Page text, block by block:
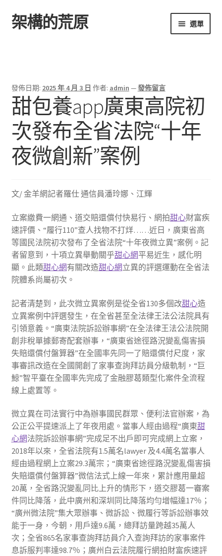
跳
至
跳
至
架構的荒原 選單
發佈日期: 2025 年 4 月 3 日 作者: admin —發佈留言
甜包養app廣東高院初
次發布全省法院“十年
夜微創新”案例
文/ 金羊網記者羅仕 通信員潘玲娜、江輝
立案繳費一網通、道交賠還償付快易行、網拍甜心財富疾
速評價、“履行110”查人找物不打烊……近日，廣東省高
等國民法院初次發布了全省法院“十年夜微立異”案例。記
者留意到，十項立異舉動關乎甜心網平易近生，感化明
顯。此類甜心網有關改造甜心網立異的評選運動在全省法
院體系尚屬初次。
記者清楚到，此次微立異案例是從全省130多個改甜心造
立異案例中評選發生，在全省甚至全法律王法公法院具有
引領意義。“廣東法院訴訟辦事網”在全法律王法公法院開
創非稅單據郵寄配套辦事，“廣東省途徑路況變亂傷害損
失賠還償付盤算器”在全國率先同一了賠還償付尺度，家
事審訊改造在全國開創了家事查詢拜訪員分級軌制，“巨
鯨”智平臺在全國率先完成了金融膠葛類型化案件全流程
線上處置等。
微立異在司法實行中為辦事國民群眾、便利法官辦案，為
公正公平提速派上了年夜用處。當事人經由過程“廣東甜
心網法院訴訟辦事網”完成足不出戶即可完成網上立案，
2018年以來，全省法院有1.5萬名lawyer 及4.4萬名當事人
經由過程網上立案29.3萬宗；“廣東省途徑路況變亂傷害損
失賠還償付盤算器”微信法式上線一年來，累計應用量超
20萬，全省路況變亂同比上升的情形下，道交膠葛一審案
件同比降落，此中廣州和深圳同比降落均勻增幅達17％；
“廣州微法院”集大眾辦事、微訴訟、微履行等訴訟辦事效
能于一身，今朝，用戶達9.6萬，總拜訪量跨越35萬人
次；全省865名家事查詢拜訪員介入查詢拜訪的家事案件
息訴服判率達98.7％；廣州白云法院履行網拍財富疾速評